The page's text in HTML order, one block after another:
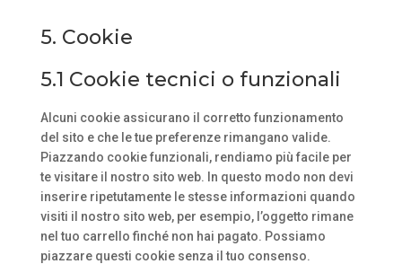
5. Cookie
5.1 Cookie tecnici o funzionali
Alcuni cookie assicurano il corretto funzionamento
del sito e che le tue preferenze rimangano valide.
Piazzando cookie funzionali, rendiamo più facile per
te visitare il nostro sito web. In questo modo non devi
inserire ripetutamente le stesse informazioni quando
visiti il nostro sito web, per esempio, l’oggetto rimane
nel tuo carrello finché non hai pagato. Possiamo
piazzare questi cookie senza il tuo consenso.